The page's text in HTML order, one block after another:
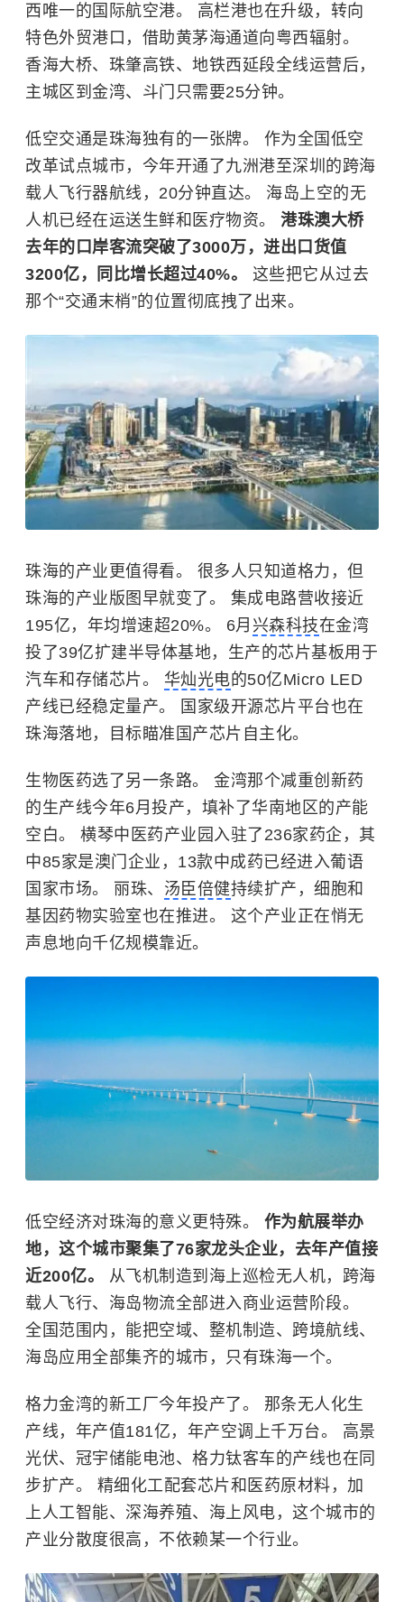
西唯一的国际航空港。 高栏港也在升级，转向
特色外贸港口，借助黄茅海通道向粤西辐射。
香海大桥、珠肇高铁、地铁西延段全线运营后，
主城区到金湾、斗门只需要25分钟。
低空交通是珠海独有的一张牌。 作为全国低空
改革试点城市，今年开通了九洲港至深圳的跨海
载人飞行器航线，20分钟直达。 海岛上空的无
人机已经在运送生鲜和医疗物资。 港珠澳大桥
去年的口岸客流突破了3000万，进出口货值
3200亿，同比增长超过40%。 这些把它从过去
那个“交通末梢”的位置彻底拽了出来。
珠海的产业更值得看。 很多人只知道格力，但
珠海的产业版图早就变了。 集成电路营收接近
195亿，年均增速超20%。 6月 兴森科技在金湾
投了39亿扩建半导体基地，生产的芯片基板用于
汽车和存储芯片。 华灿光电的50亿Micro LED
产线已经稳定量产。 国家级开源芯片平台也在
珠海落地，目标瞄准国产芯片自主化。
生物医药选了另一条路。 金湾那个减重创新药
的生产线今年6月投产，填补了华南地区的产能
空白。 横琴中医药产业园入驻了236家药企，其
中85家是澳门企业，13款中成药已经进入葡语
国家市场。 丽珠、 汤臣倍健持续扩产，细胞和
基因药物实验室也在推进。 这个产业正在悄无
声息地向千亿规模靠近。
低空经济对珠海的意义更特殊。 作为航展举办
地，这个城市聚集了76家龙头企业，去年产值接
近200亿。 从飞机制造到海上巡检无人机，跨海
载人飞行、海岛物流全部进入商业运营阶段。
全国范围内，能把空域、整机制造、跨境航线、
海岛应用全部集齐的城市，只有珠海一个。
格力金湾的新工厂今年投产了。 那条无人化生
产线，年产值181亿，年产空调上千万台。 高景
光伏、冠宇储能电池、格力钛客车的产线也在同
步扩产。 精细化工配套芯片和医药原材料，加
上人工智能、深海养殖、海上风电，这个城市的
产业分散度很高，不依赖某一个行业。